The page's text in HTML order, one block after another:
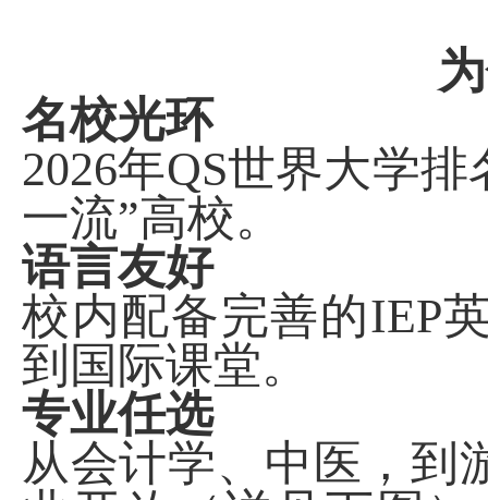
名校光环
2026年QS世界大学排
一流”高校。
语言友好
校内配备完善的IEP
到国际课堂。
专业任选
从会计学、中医，到